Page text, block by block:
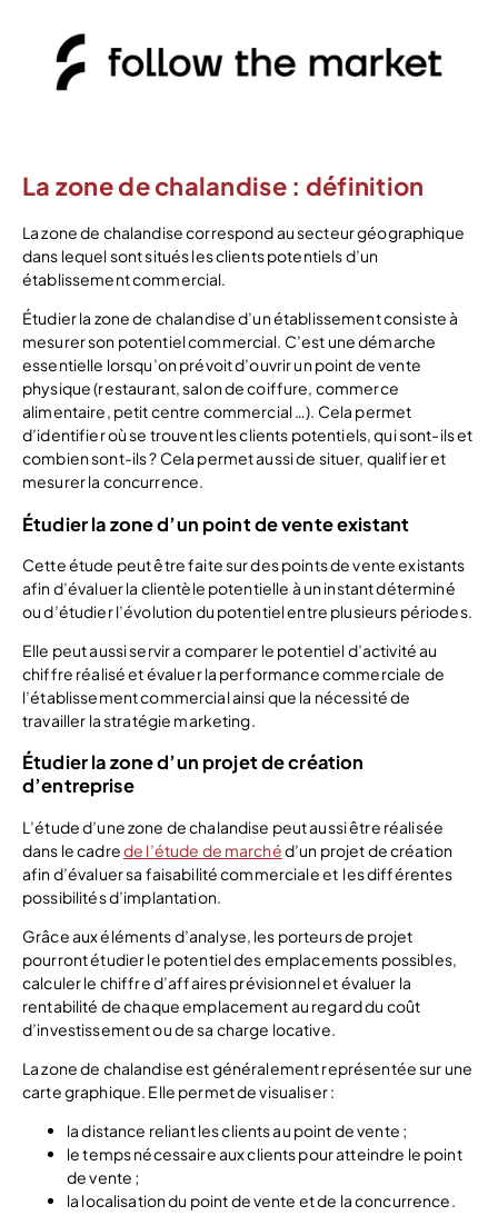
La zone de chalandise : définition
La zone de chalandise correspond au secteur géographique
dans lequel sont situés les clients potentiels d’un
établissement commercial.
Étudier la zone de chalandise d’un établissement consiste à
mesurer son potentiel commercial. C’est une démarche
essentielle lorsqu’on prévoit d’ouvrir un point de vente
physique (restaurant, salon de coiffure, commerce
alimentaire, petit centre commercial …). Cela permet
d’identifier où se trouvent les clients potentiels, qui sont-ils et
combien sont-ils ? Cela permet aussi de situer, qualifier et
mesurer la concurrence.
Étudier la zone d’un point de vente existant
Cette étude peut être faite sur des points de vente existants
afin d’évaluer la clientèle potentielle à un instant déterminé
ou d’étudier l’évolution du potentiel entre plusieurs périodes.
Elle peut aussi servir a comparer le potentiel d’activité au
chiffre réalisé et évaluer la performance commerciale de
l’établissement commercial ainsi que la nécessité de
travailler la stratégie marketing.
Étudier la zone d’un projet de création
d’entreprise
L’étude d’une zone de chalandise peut aussi être réalisée
dans le cadrede l’étude de marchéd’un projet de création
afin d’évaluer sa faisabilité commerciale et les différentes
possibilités d’implantation.
Grâce aux éléments d’analyse, les porteurs de projet
pourront étudier le potentiel des emplacements possibles,
calculer le chiffre d’affaires prévisionnel et évaluer la
rentabilité de chaque emplacement au regard du coût
d’investissement ou de sa charge locative.
La zone de chalandise est généralement représentée sur une
carte graphique. Elle permet de visualiser :
la distance reliant les clients au point de vente ;
le temps nécessaire aux clients pour atteindre le point
de vente ;
la localisation du point de vente et de la concurrence.